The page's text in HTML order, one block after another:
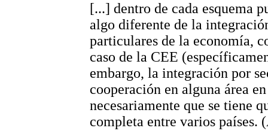
[...] dentro de cada esquema
algo diferente de la
particulares de la economía,
caso de la CEE
embargo, la integración por
cooperación en alguna área
necesariamente que se tiene
completa entre varios países.